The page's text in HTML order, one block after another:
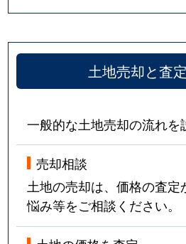
土地売却と査
一般的な土地売却の流れを
売却相談
土地の売却は、価格の査定
悩み等をご相談ください。